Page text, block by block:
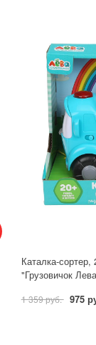
Каталка-сортер,
"Грузовичок
1 359 руб. 975